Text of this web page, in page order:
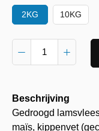
2KG 10KG
Beschrijving
Gedroogd
maïs, kippenvet